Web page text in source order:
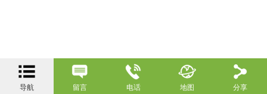
导航 留言 电话 地图 分享